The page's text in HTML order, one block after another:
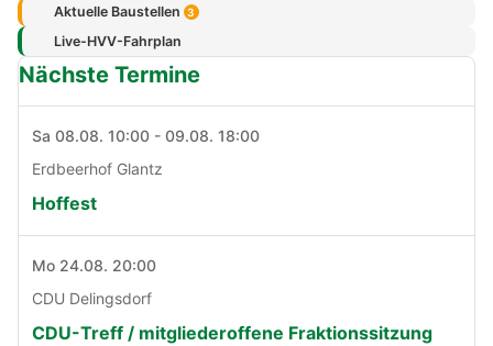
Aktuelle Baustellen 3
Live-HVV-Fahrplan
Nächste Termine
Sa 08.08. 10:00 - 09.08. 18:00
Erdbeerhof Glantz
Hoffest
Mo 24.08. 20:00
CDU Delingsdorf
CDU-Treff / mitgliederoffene Fraktionssitzung